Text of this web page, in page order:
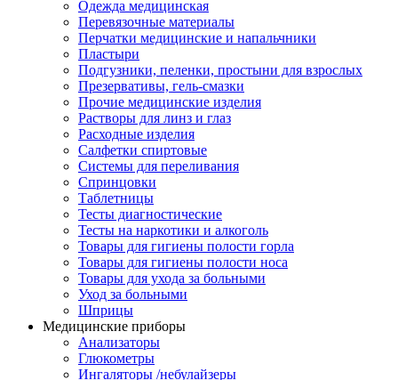
Одежда медицинская
Перевязочные материалы
Перчатки медицинские и напальчники
Пластыри
Подгузники, пеленки, простыни для взрослых
Презервативы, гель-смазки
Прочие медицинские изделия
Растворы для линз и глаз
Расходные изделия
Салфетки спиртовые
Системы для переливания
Спринцовки
Таблетницы
Тесты диагностические
Тесты на наркотики и алкоголь
Товары для гигиены полости горла
Товары для гигиены полости носа
Товары для ухода за больными
Уход за больными
Шприцы
Медицинские приборы
Анализаторы
Глюкометры
Ингаляторы /небулайзеры